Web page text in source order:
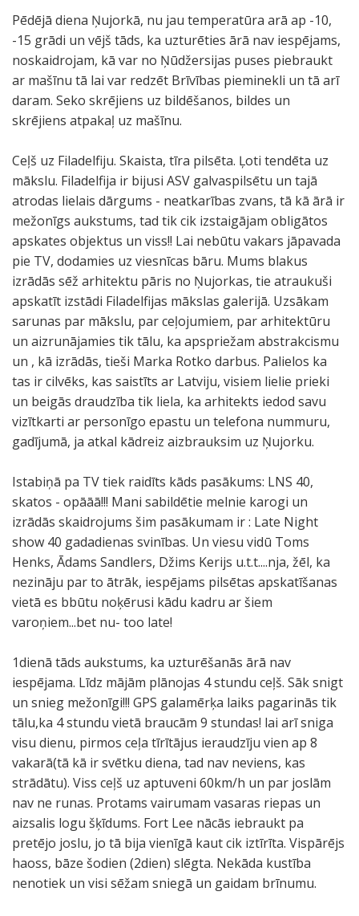
z
r
ā
d
ā
s
k
a
š
ī
i
r
A
l
s
t
a
r
s
n
e
ē
ļ
a
s
n
o
g
a
e
.
5
d
i
e
n
n
o
t
i
k
r
ā
k
u
p
r
e
z
i
d
e
n
t
u
d
z
i
m
š
a
n
a
d
i
e
n
ā
m
š
a
ā
l
a
i
k
ā
.
ā
j
u
v
a
i
r
ā
i
r
k
ā
d
a
i
r
o
n
i
j
a
b
e
t
p
a
v
ā
r
a
t
b
i
l
d
ē
j
a
,
k
a
n
o
ē
k
ā
m
u
z
k
u
r
a
s
j
u
m
t
a
i
z
v
i
d
o
t
s
a
p
s
a
t
e
s
l
a
u
k
u
m
s
.
i
j
a
n
o
ņ
e
m
t
i
.
K
ā
p
ē
c
?
p
a
r
t
o
ē
l
ā
k
-
-
>
U
z
m
e
l
a
n
j
i
e
m
k
a
r
o
g
i
e
m
u
z
r
k
s
t
s
-
L
N
S
0
.
D
i
e
n
u
v
ē
l
ā
k
e
g
s
t
u
v
o
j
ā
s
.
p
a
s
p
ē
j
u
s
a
b
i
d
ē
t
v
ē
l
Ņ
u
o
r
k
u
n
o
a
u
g
š
a
s
a
d
u
s
a
t
p
a
k
a
ļ
t
ā
v
ē
l
n
e
b
j
a
p
b
e
g
t
a
,
b
t
t
a
g
a
d
"
p
a
l
i
e
o
j
u
m
i
e
m
.
V
i
ņ
a
m
u
m
s
u
z
z
ī
m
ē
a
š
o
c
e
ļ
v
e
i
-
k
a
r
t
i
.
J
a
v
ē
u
j
o
r
k
a
u
n
v
i
r
z
t
i
e
s
u
z
F
i
a
d
e
l
f
i
j
u
ū
t
u
b
i
j
s
-
1
5
g
r
ā
d
i
u
n
m
ē
ē
ē
ē
ž
ž
ž
o
n
ī
g
v
ē
j
š
.
N
e
k
a
s
,
n
,
l
a
a
p
k
a
t
ī
t
u
m
ā
k
s
l
s
i
z
s
ā
d
.
V
a
k
a
a
l
a
i
k
ā
t
i
k
a
i
z
ī
j
ā
s
v
i
e
n
a
p
2
0
:
0
0
v
a
k
a
r
ā
.
i
k
p
i
e
b
i
s
t
,
k
a
p
ā
r
s
v
a
r
Pēdējā diena Ņujorkā, nu jau temperatūra arā ap -10,
-15 grādi un vējš tāds, ka uzturēties ārā nav iespējams,
noskaidrojam, kā var no Ņūdžersijas puses piebraukt
ar mašīnu tā lai var redzēt Brīvības pieminekli un tā arī
daram. Seko skrējiens uz bildēšanos, bildes un
skrējiens atpakaļ uz mašīnu.
Ceļš uz Filadelfiju. Skaista, tīra pilsēta. Ļoti tendēta uz
mākslu. Filadelfija ir bijusi ASV galvaspilsētu un tajā
atrodas lielais dārgums - neatkarības zvans, tā kā ārā ir
mežonīgs aukstums, tad tik cik izstaigājam obligātos
apskates objektus un viss!! Lai nebūtu vakars jāpavada
pie TV, dodamies uz viesnīcas bāru. Mums blakus
izrādās sēž arhitektu pāris no Ņujorkas, tie atraukuši
apskatīt izstādi Filadelfijas mākslas galerijā. Uzsākam
sarunas par mākslu, par ceļojumiem, par arhitektūru
un aizrunājamies tik tālu, ka apspriežam abstrakcismu
un , kā izrādās, tieši Marka Rotko darbus. Palielos ka
tas ir cilvēks, kas saistīts ar Latviju, visiem lielie prieki
un beigās draudzība tik liela, ka arhitekts iedod savu
vizītkarti ar personīgo epastu un telefona nummuru,
gadījumā, ja atkal kādreiz aizbrauksim uz Ņujorku.
Istabiņā pa TV tiek raidīts kāds pasākums: LNS 40,
skatos - opāāā!!! Mani sabildētie melnie karogi un
izrādās skaidrojums šim pasākumam ir : Late Night
show 40 gadadienas svinības. Un viesu vidū Toms
Henks, Ādams Sandlers, Džims Kerijs u.t.t....nja, žēl, ka
nezināju par to ātrāk, iespējams pilsētas apskatīšanas
vietā es bbūtu noķērusi kādu kadru ar šiem
varoņiem...bet nu- too late!
1dienā tāds aukstums, ka uzturēšanās ārā nav
iespējama. Līdz mājām plānojas 4 stundu ceļš. Sāk snigt
un snieg mežonīgi!!! GPS galamērķa laiks pagarinās tik
tālu,ka 4 stundu vietā braucām 9 stundas! lai arī sniga
visu dienu, pirmos ceļa tīrītājus ieraudzīju vien ap 8
vakarā(tā kā ir svētku diena, tad nav neviens, kas
strādātu). Viss ceļš uz aptuveni 60km/h un par joslām
nav ne runas. Protams vairumam vasaras riepas un
aizsalis logu šķīdums. Fort Lee nācās iebraukt pa
pretējo joslu, jo tā bija vienīgā kaut cik iztīrīta. Vispārējs
haoss, bāze šodien (2dien) slēgta. Nekāda kustība
nenotiek un visi sēžam sniegā un gaidam brīnumu.